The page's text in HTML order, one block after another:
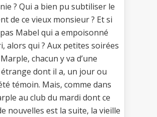
? Qui a bien pu subtiliser le
de ce vieux monsieur ? Et si
pas Mabel qui a empoisonné
alors qui ? Aux petites soirées
chacun y va d’une
dont il a, un jour ou
témoin. Mais, comme dans
au club du mardi dont ce
nouvelles est la suite, la vieille